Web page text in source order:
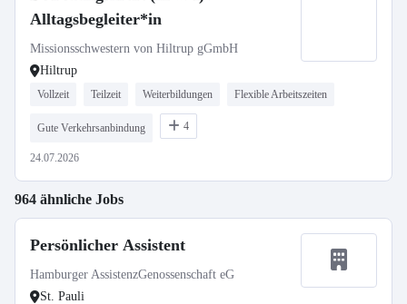
Alltagsbegleiter*in
Missionsschwestern von Hiltrup gGmbH
Hiltrup
Vollzeit Teilzeit Weiterbildungen Flexible Arbeitszeiten
Gute Verkehrsanbindung 4
24.07.2026
964 ähnliche Jobs
Persönlicher Assistent
Hamburger AssistenzGenossenschaft eG
St. Pauli